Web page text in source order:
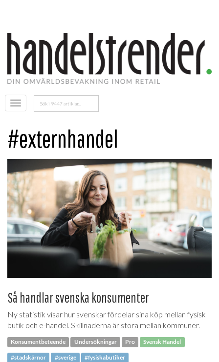
Öppna
menyn
Sök
efter:
#externhandel
Så handlar svenska konsumenter
Ny statistik visar hur svenskar fördelar sina köp mellan fysisk
butik och e-handel. Skillnaderna är stora mellan kommuner.
Konsumentbeteende Undersökningar Pro Svensk Handel
#stadskärnor #sverige #fysiskabutiker